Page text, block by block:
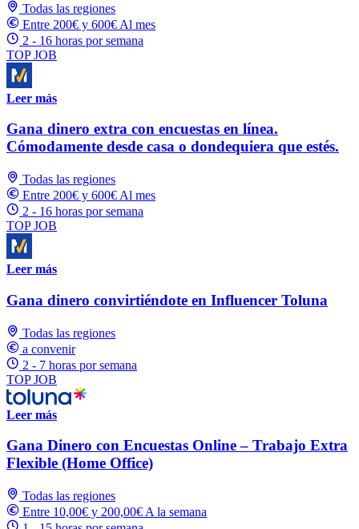
Todas las regiones
Entre 200€ y 600€ Al mes
2 - 16 horas por semana
TOP JOB
Leer más
Gana dinero extra con encuestas en línea.
Cómodamente desde casa o dondequiera que estés.
Todas las regiones
Entre 200€ y 600€ Al mes
2 - 16 horas por semana
TOP JOB
Leer más
Gana dinero convirtiéndote en Influencer Toluna
Todas las regiones
a convenir
2 - 7 horas por semana
TOP JOB
Leer más
Gana Dinero con Encuestas Online – Trabajo Extra
Flexible (Home Office)
Todas las regiones
Entre 10,00€ y 200,00€ A la semana